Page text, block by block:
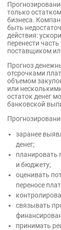
только
бизнеса.
быть
действия:
перенести
поставщиком
Прогноз
отсрочками
объемом
или
остаток денег
банковской
заранее
денег;
планировать
и бюджету;
оценивать
переносе
связывать
принимать